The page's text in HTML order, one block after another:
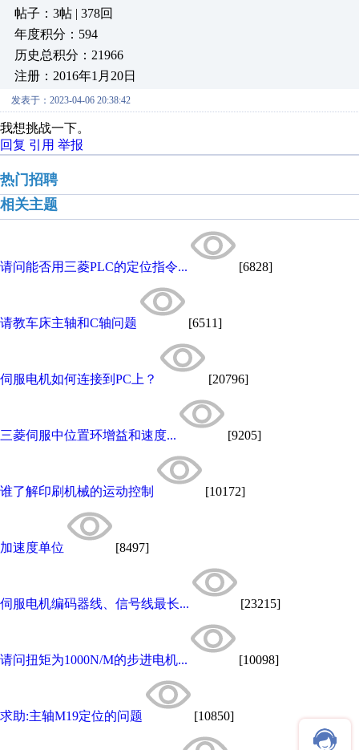
帖子：3帖 | 378回
年度积分：594
历史总积分：21966
注册：2016年1月20日
发表于：2023-04-06 20:38:42
我想挑战一下。
回复 引用 举报
热门招聘
相关主题
请问能否用三菱PLC的定位指令... [6828]
请教车床主轴和C轴问题 [6511]
伺服电机如何连接到PC上？ [20796]
三菱伺服中位置环增益和速度... [9205]
谁了解印刷机械的运动控制 [10172]
加速度单位 [8497]
伺服电机编码器线、信号线最长... [23215]
请问扭矩为1000N/M的步进电机... [10098]
求助:主轴M19定位的问题 [10850]